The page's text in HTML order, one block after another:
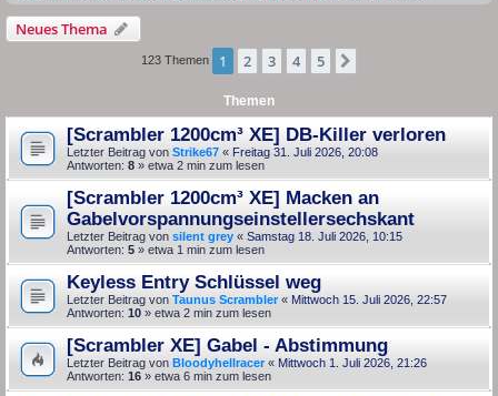
Neues Thema
123 Themen 1 2 3 4 5
Themen
[Scrambler 1200cm³ XE] DB-Killer verloren
Letzter Beitrag von Strike67 « Freitag 31. Juli 2026, 20:08
Antworten: 8 » etwa 2 min zum lesen
[Scrambler 1200cm³ XE] Macken an
Gabelvorspannungseinstellersechskant
Letzter Beitrag von silent grey « Samstag 18. Juli 2026, 10:15
Antworten: 5 » etwa 1 min zum lesen
Keyless Entry Schlüssel weg
Letzter Beitrag von Taunus Scrambler« Mittwoch 15. Juli 2026, 22:57
Antworten: 10 » etwa 2 min zum lesen
[Scrambler XE] Gabel - Abstimmung
Letzter Beitrag von Bloodyhellracer« Mittwoch 1. Juli 2026, 21:26
Antworten: 16 » etwa 6 min zum lesen